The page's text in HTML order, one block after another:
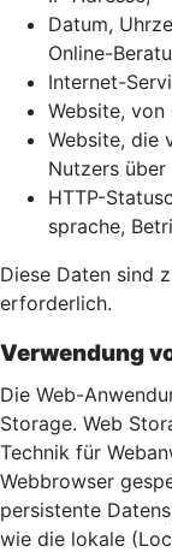
Datum,
Online-
Internet-
Website,
Website, die
Nutzers über
HTTP-
sprache,
Diese Daten sind
erforderlich.
Verwendung
Die Web-
Storage. Web
Technik für
Webbrowser
persistente
wie die lokale